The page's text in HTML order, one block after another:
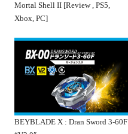
Mortal Shell II [Review , PS5,
Xbox, PC]
BEYBLADE X : Dran Sword 3-60F